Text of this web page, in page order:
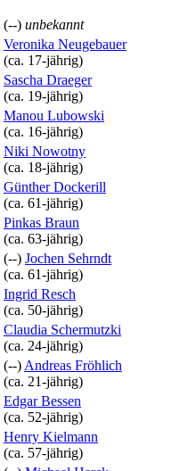
(--) unbekannt
Veronika Neugebauer
(ca. 17‑jährig)
Sascha Draeger
(ca. 19‑jährig)
Manou Lubowski
(ca. 16‑jährig)
Niki Nowotny
(ca. 18‑jährig)
Günther Dockerill
(ca. 61‑jährig)
Pinkas Braun
(ca. 63‑jährig)
(--) Jochen Sehrndt
(ca. 61‑jährig)
Ingrid Resch
(ca. 50‑jährig)
Claudia Schermutzki
(ca. 24‑jährig)
(--) Andreas Fröhlich
(ca. 21‑jährig)
Edgar Bessen
(ca. 52‑jährig)
Henry Kielmann
(ca. 57‑jährig)